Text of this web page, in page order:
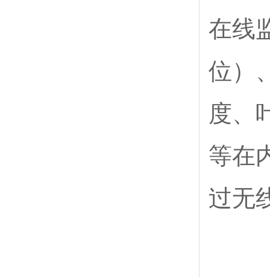
在线
位）
度、
等在
过无